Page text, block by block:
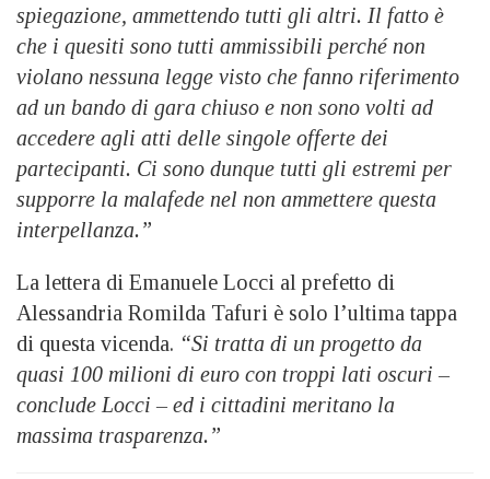
spiegazione, ammettendo tutti gli altri. Il fatto è
che i quesiti sono tutti ammissibili perché non
violano nessuna legge visto che fanno riferimento
ad un bando di gara chiuso e non sono volti ad
accedere agli atti delle singole offerte dei
partecipanti. Ci sono dunque tutti gli estremi per
supporre la malafede nel non ammettere questa
interpellanza.”
La lettera di Emanuele Locci al prefetto di
Alessandria Romilda Tafuri è solo l’ultima tappa
di questa vicenda. “Si tratta di un progetto da
quasi 100 milioni di euro con troppi lati oscuri –
conclude Locci – ed i cittadini meritano la
massima trasparenza.”